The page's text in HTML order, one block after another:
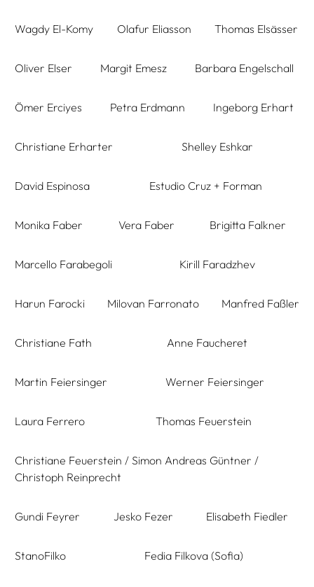
Wagdy El-Komy Olafur Eliasson Thomas Elsässer
Oliver Elser Margit Emesz Barbara Engelschall
Ömer Erciyes Petra Erdmann Ingeborg Erhart
Christiane Erharter Shelley Eshkar
David Espinosa Estudio Cruz + Forman
Monika Faber Vera Faber Brigitta Falkner
Marcello Farabegoli Kirill Faradzhev
Harun Farocki Milovan Farronato Manfred Faßler
Christiane Fath Anne Faucheret
Martin Feiersinger Werner Feiersinger
Laura Ferrero Thomas Feuerstein
Christiane Feuerstein / Simon Andreas Güntner /
Christoph Reinprecht
Gundi Feyrer Jesko Fezer Elisabeth Fiedler
StanoFilko Fedia Filkova (Sofia)